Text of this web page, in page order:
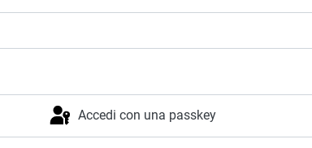
Accedi con una passkey